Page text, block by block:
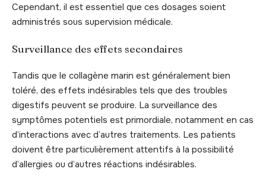
Cependant, il est essentiel que ces dosages soient
administrés sous supervision médicale.
Surveillance des effets secondaires
Tandis que le collagène marin est généralement bien
toléré, des effets indésirables tels que des troubles
digestifs peuvent se produire. La surveillance des
symptômes potentiels est primordiale, notamment en cas
d’interactions avec d’autres traitements. Les patients
doivent être particulièrement attentifs à la possibilité
d’allergies ou d’autres réactions indésirables.